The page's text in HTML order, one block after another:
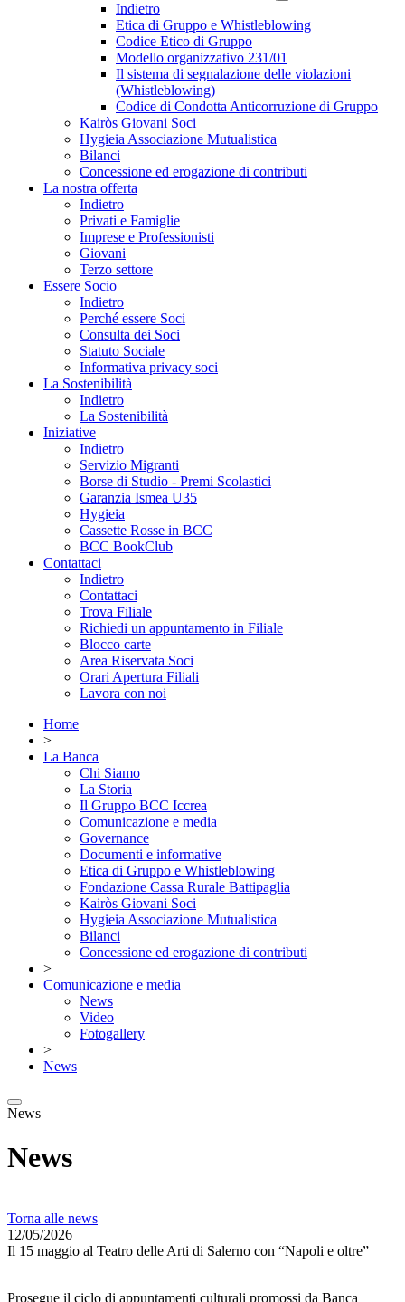
Indietro
Etica di Gruppo e Whistleblowing
Codice Etico di Gruppo
Modello organizzativo 231/01
Il sistema di segnalazione delle violazioni
(Whistleblowing)
Codice di Condotta Anticorruzione di Gruppo
Kairòs Giovani Soci
Hygieia Associazione Mutualistica
Bilanci
Concessione ed erogazione di contributi
La nostra offerta
Indietro
Privati e Famiglie
Imprese e Professionisti
Giovani
Terzo settore
Essere Socio
Indietro
Perché essere Soci
Consulta dei Soci
Statuto Sociale
Informativa privacy soci
La Sostenibilità
Indietro
La Sostenibilità
Iniziative
Indietro
Servizio Migranti
Borse di Studio - Premi Scolastici
Garanzia Ismea U35
Hygieia
Cassette Rosse in BCC
BCC BookClub
Contattaci
Indietro
Contattaci
Trova Filiale
Richiedi un appuntamento in Filiale
Blocco carte
Area Riservata Soci
Orari Apertura Filiali
Lavora con noi
Home
>
La Banca
Chi Siamo
La Storia
Il Gruppo BCC Iccrea
Comunicazione e media
Governance
Documenti e informative
Etica di Gruppo e Whistleblowing
Fondazione Cassa Rurale Battipaglia
Kairòs Giovani Soci
Hygieia Associazione Mutualistica
Bilanci
Concessione ed erogazione di contributi
>
Comunicazione e media
News
Video
Fotogallery
>
News
News
News
Torna alle news
12/05/2026
Il 15 maggio al Teatro delle Arti di Salerno con “Napoli e oltre”
Prosegue il ciclo di appuntamenti culturali promossi da Banca